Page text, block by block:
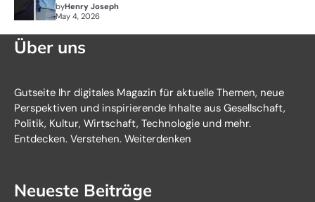
byHenry Joseph
May 4, 2026
Über uns
Gutseite Ihr digitales Magazin für aktuelle Themen, neue
Perspektiven und inspirierende Inhalte aus Gesellschaft,
Politik, Kultur, Wirtschaft, Technologie und mehr.
Entdecken. Verstehen. Weiterdenken
Neueste Beiträge